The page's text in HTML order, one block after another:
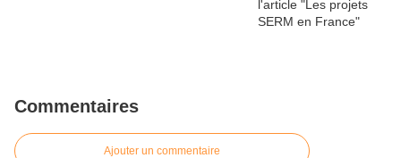
Commentaires
Ajouter un commentaire